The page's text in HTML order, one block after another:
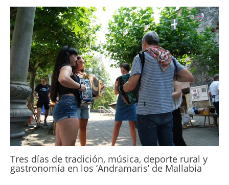
Tres días de tradición, música, deporte rural y
gastronomía en los ‘Andramaris’ de Mallabia